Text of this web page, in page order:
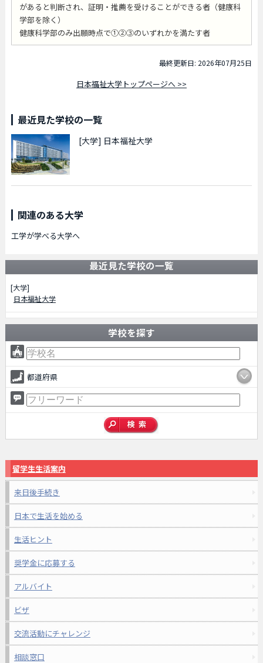
があると判断され、証明・推薦を受けることができる者（健康科
学部を除く）
健康科学部のみ出願時点で①②③のいずれかを満たす者
最終更新日: 2026年07月25日
日本福祉大学トップページへ >>
最近見た学校の一覧
[大学] 日本福祉大学
関連のある大学
工学が学べる大学へ
最近見た学校の一覧
[大学]
日本福祉大学
学校を探す
都道府県
留学生生活案内
来日後手続き
日本で生活を始める
生活ヒント
奨学金に応募する
アルバイト
ビザ
交流活動にチャレンジ
相談窓口